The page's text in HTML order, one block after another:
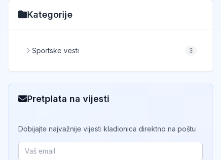
Kategorije
Sportske vesti 3
Pretplata na vijesti
Dobijajte najvažnije vijesti kladionica direktno na poštu